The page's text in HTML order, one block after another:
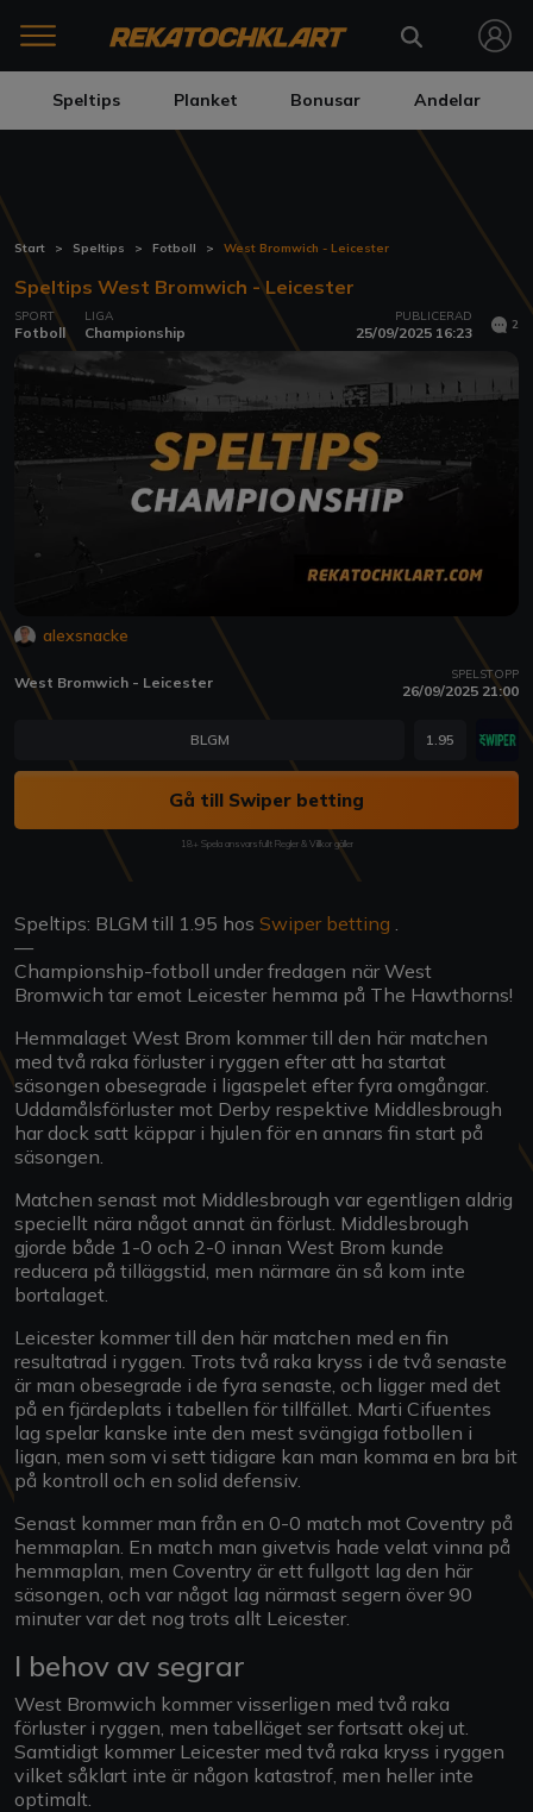
Speltips Planket Bonusar Andelar
Start Speltips Fotboll West Bromwich - Leicester
Speltips West Bromwich - Leicester
SPORT
Fotboll
LIGA
Championship
PUBLICERAD
25/09/2025 16:23 2
alexsnacke
West Bromwich - Leicester SPELSTOPP
26/09/2025 21:00
BLGM 1.95
Gå till Swiper betting
18+ Spela ansvarsfullt Regler & Villkor gäller
Speltips: BLGM till 1.95 hos Swiper betting
—
Championship-fotboll under fredagen när West
Bromwich tar emot Leicester hemma på The Hawthorns!
Hemmalaget West Brom kommer till den här matchen
med två raka förluster i ryggen efter att ha startat
säsongen obesegrade i ligaspelet efter fyra omgångar.
Uddamålsförluster mot Derby respektive Middlesbrough
har dock satt käppar i hjulen för en annars fin start på
säsongen.
Matchen senast mot Middlesbrough var egentligen aldrig
speciellt nära något annat än förlust. Middlesbrough
gjorde både 1-0 och 2-0 innan West Brom kunde
reducera på tilläggstid, men närmare än så kom inte
bortalaget.
Leicester kommer till den här matchen med en fin
resultatrad i ryggen. Trots två raka kryss i de två senaste
är man obesegrade i de fyra senaste, och ligger med det
på en fjärdeplats i tabellen för tillfället. Marti Cifuentes
lag spelar kanske inte den mest svängiga fotbollen i
ligan, men som vi sett tidigare kan man komma en bra bit
på kontroll och en solid defensiv.
Senast kommer man från en 0-0 match mot Coventry på
hemmaplan. En match man givetvis hade velat vinna på
hemmaplan, men Coventry är ett fullgott lag den här
säsongen, och var något lag närmast segern över 90
minuter var det nog trots allt Leicester.
I behov av segrar
West Bromwich kommer visserligen med två raka
förluster i ryggen, men tabelläget ser fortsatt okej ut.
Samtidigt kommer Leicester med två raka kryss i ryggen
vilket såklart inte är någon katastrof, men heller inte
optimalt.